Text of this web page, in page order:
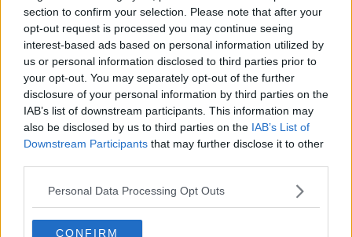
section to confirm your selection. Please note that after your
opt-out request is processed you may continue seeing
interest-based ads based on personal information utilized by
us or personal information disclosed to third parties prior to
your opt-out. You may separately opt-out of the further
disclosure of your personal information by third parties on the
IAB’s list of downstream participants. This information may
also be disclosed by us to third parties on the IAB’s List of
Downstream Participants that may further disclose it to other
Personal Data Processing Opt Outs
CONFIRM
Jetzt kostenlos den RadsportAktuell-
Newsletter abonnieren!
Nachdem du auf „Abonnieren“ geklickt hast,
Ordner – überprüfe ihn daher bitte ebenfalls.
Alle wichtigen News, Ergebnisse und
Rennvorschauen – täglich kompakt per E-